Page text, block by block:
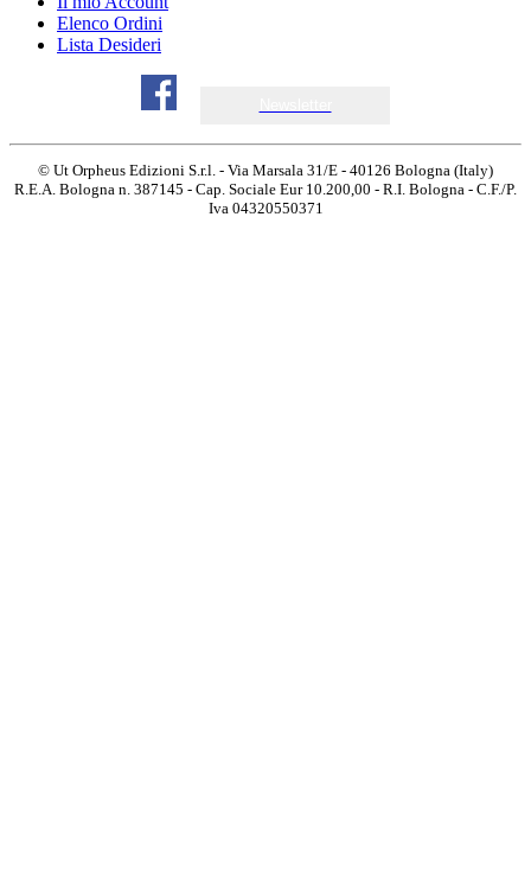
Elenco Ordini
Lista Desideri
© Ut Orpheus Edizioni S.r.l. - Via Marsala 31/E - 40126 Bologna (Italy)
R.E.A. Bologna n. 387145 - Cap. Sociale Eur 10.200,00 - R.I. Bologna - C.F./P.
Iva 04320550371